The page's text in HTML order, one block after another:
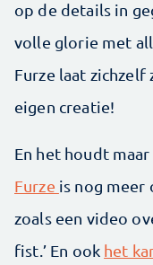
op de details in
volle glorie met
Furze laat
eigen creatie!
En het houdt
Furze is nog meer
zoals een video
fist.’ En ook het